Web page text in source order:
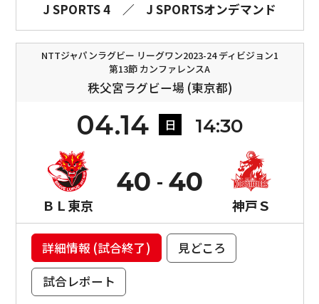
J SPORTS 4
／ J SPORTSオンデマンド
NTTジャパンラグビー リーグワン2023-24 ディビジョン1
第13節 カンファレンスA
秩父宮ラグビー場 (東京都)
04.14 日 14:30
ＢＬ東京
40
神戸Ｓ
40
詳細情報 (試合終了)
見どころ
試合レポート